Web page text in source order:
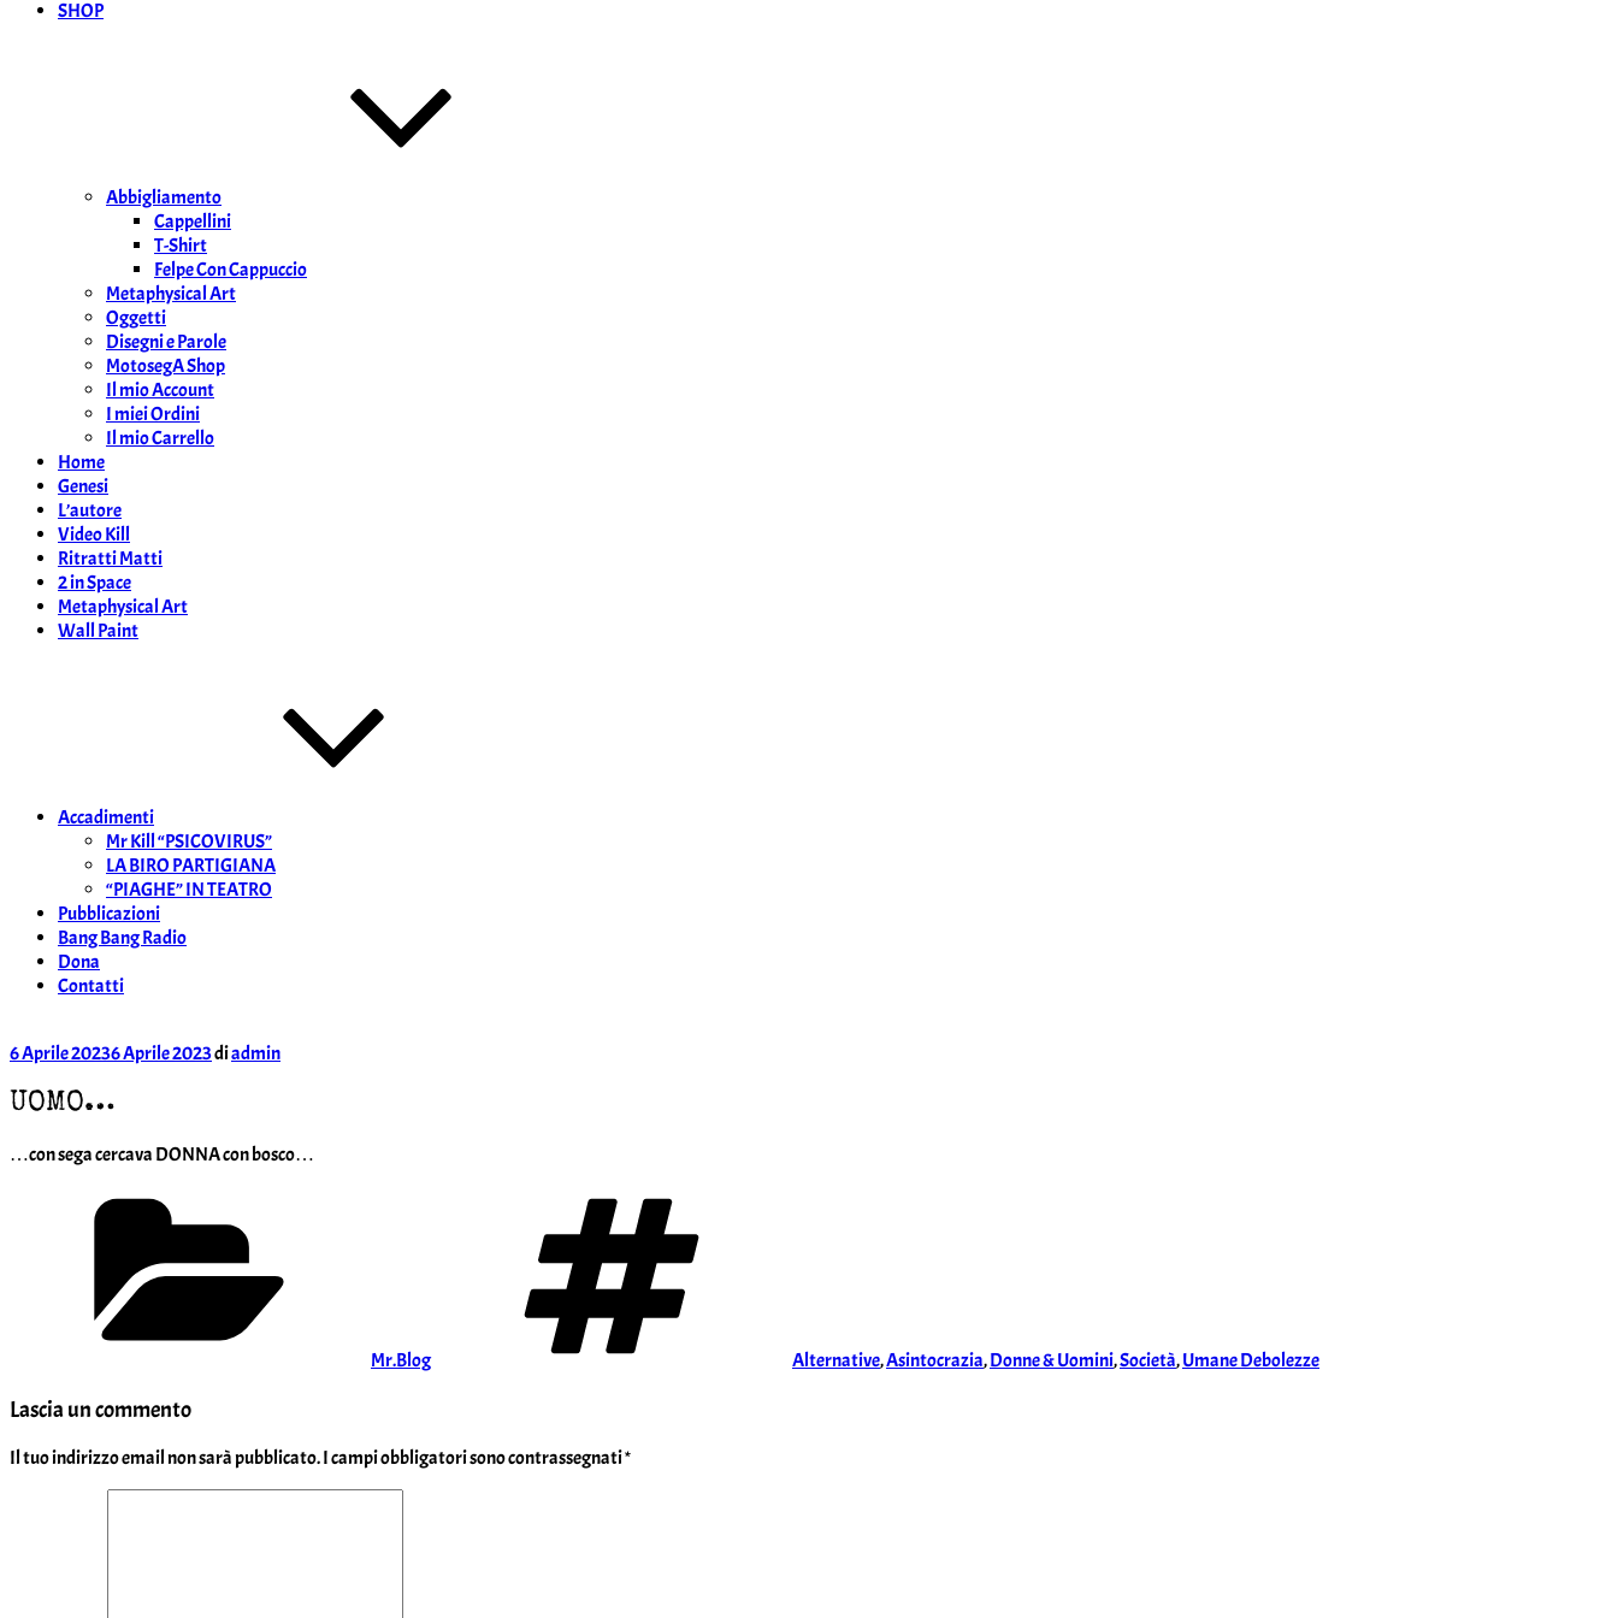
SHOP
Abbigliamento
Cappellini
T-Shirt
Felpe Con Cappuccio
Metaphysical Art
Oggetti
Disegni e Parole
MotosegA Shop
Il mio Account
I miei Ordini
Il mio Carrello
Home
Genesi
L’autore
Video Kill
Ritratti Matti
2 in Space
Metaphysical Art
Wall Paint
Accadimenti
Mr Kill “PSICOVIRUS”
LA BIRO PARTIGIANA
“PIAGHE” IN TEATRO
Pubblicazioni
Bang Bang Radio
Dona
Contatti
Pubblicato
6 Aprile 20236 Aprile 2023diadmin
UOMO…
…con sega cercava DONNA con bosco…
Mr.Blog Alternative,Asintocrazia,Donne & Uomini,Società,Umane Debolezze
Lascia un commento
Il tuo indirizzo email non sarà pubblicato.I campi obbligatori sono contrassegnati*